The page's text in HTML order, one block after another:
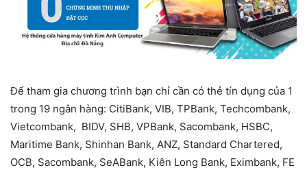
Để tham gia chương trình bạn chỉ cần có thẻ tín dụng của 1
trong 19 ngân hàng: CitiBank, VIB, TPBank, Techcombank,
Vietcombank, BIDV, SHB, VPBank, Sacombank, HSBC,
Maritime Bank, Shinhan Bank, ANZ, Standard Chartered,
OCB, Sacombank, SeABank, Kiên Long Bank, Eximbank, FE